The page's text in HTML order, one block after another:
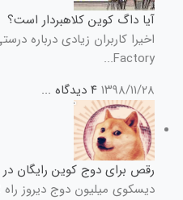
آیا داگ کوین کلاهبردار است؟
Factory...
۱۳۹۸/۱۱/۲۸ ۴ دیدگاه ...
رقص برای دوج کوین رایگان
دیسکوی میلیون دوج دیروز